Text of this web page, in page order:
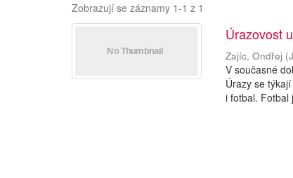
Zobrazují se záznamy 1-1 z 1
Úrazovost
Zajíc, Ondřej (
V současné
Úrazy se
i fotbal. Fotbal